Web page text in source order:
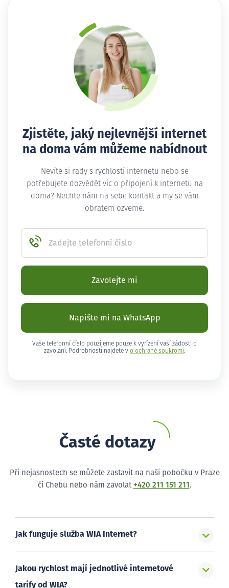
Zjistěte, jaký nejlevnější internet
na doma vám můžeme nabídnout
Nevíte si rady s rychlostí internetu nebo se
potřebujete dozvědět víc o připojení k internetu na
doma? Nechte nám na sebe kontakt a my se vám
obratem ozveme.
Zadejte telefonní číslo
Zavolejte mi
Napište mi na WhatsApp
Vaše telefonní číslo použijeme pouze k vyřízení vaší žádosti o
zavolání. Podrobnosti najdete v o ochraně soukromí .
Časté dotazy
Při nejasnostech se můžete zastavit na naši pobočku v Praze
či Chebu nebo nám zavolat +420 211 151 211 .
Jak funguje služba WIA Internet?
Jakou rychlost mají jednotlivé internetové
tarify od WIA?